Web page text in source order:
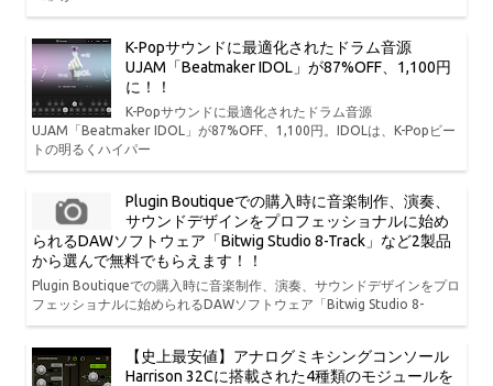
K-Popサウンドに最適化されたドラム音源
UJAM「Beatmaker IDOL」が87%OFF、1,100円
に！！
K-Popサウンドに最適化されたドラム音源
UJAM「Beatmaker IDOL」が87%OFF、1,100円。IDOLは、K-Popビー
トの明るくハイパー
Plugin Boutiqueでの購入時に音楽制作、演奏、
サウンドデザインをプロフェッショナルに始め
られるDAWソフトウェア「Bitwig Studio 8-Track」など2製品
から選んで無料でもらえます！！
Plugin Boutiqueでの購入時に音楽制作、演奏、サウンドデザインをプロ
フェッショナルに始められるDAWソフトウェア「Bitwig Studio 8-
【史上最安値】アナログミキシングコンソール
Harrison 32Cに搭載された4種類のモジュールを